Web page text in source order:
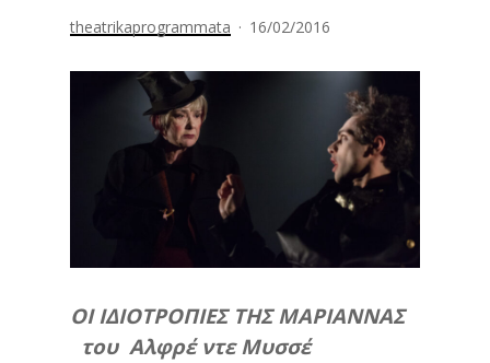
theatrikaprogrammata 16/02/2016
ΟΙ ΙΔΙΟΤΡΟΠΙΕΣ ΤΗΣ ΜΑΡΙΑΝΝΑΣ
του Αλφρέ ντε Μυσσέ